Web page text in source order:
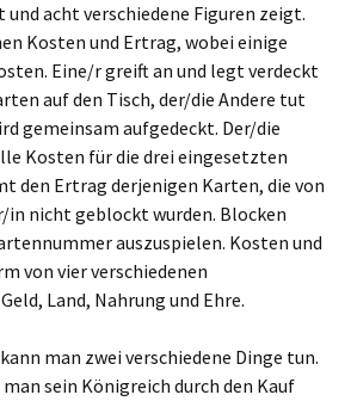
acht verschiedene Figuren zeigt.
Kosten und Ertrag, wobei einige
Eine/r greift an und legt verdeckt
auf den Tisch, der/die Andere tut
gemeinsam aufgedeckt. Der/die
Kosten für die drei eingesetzten
den Ertrag derjenigen Karten, die von
in nicht geblockt wurden. Blocken
auszuspielen. Kosten und
von vier verschiedenen
Land, Nahrung und Ehre.
man zwei verschiedene Dinge tun.
sein Königreich durch den Kauf